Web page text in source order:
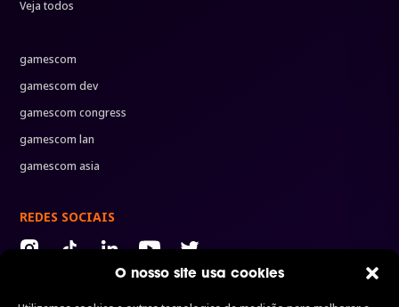
O nosso site usa cookies
Veja todos
gamescom
gamescom dev
gamescom congress
gamescom lan
gamescom asia
REDES SOCIAIS